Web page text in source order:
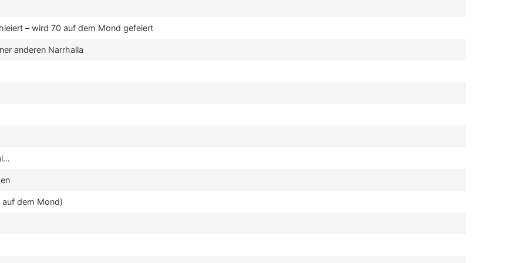
– wird 70 auf dem Mond gefeiert
anderen Narrhalla
auf dem Mond)